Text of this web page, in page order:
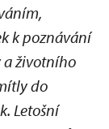
k poznávání
a životního
do
Letošní